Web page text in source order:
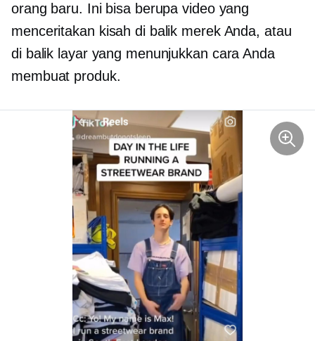
orang baru. Ini bisa berupa video yang
menceritakan kisah di balik merek Anda, atau
di balik layar yang menunjukkan cara Anda
membuat produk.